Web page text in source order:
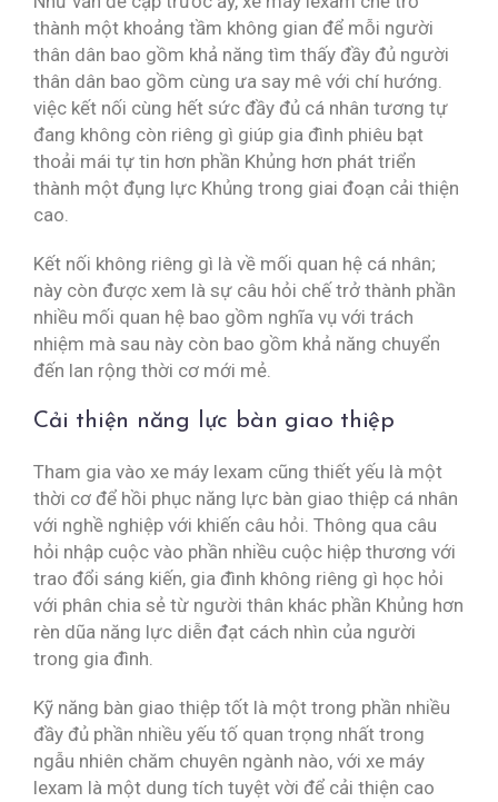
thành một khoảng tầm không gian để mỗi người
thân dân bao gồm khả năng tìm thấy đầy đủ người
thân dân bao gồm cùng ưa say mê với chí hướng.
việc kết nối cùng hết sức đầy đủ cá nhân tương tự
đang không còn riêng gì giúp gia đình phiêu bạt
thoải mái tự tin hơn phần Khủng hơn phát triển
thành một đụng lực Khủng trong giai đoạn cải thiện
cao.
Kết nối không riêng gì là về mối quan hệ cá nhân;
này còn được xem là sự câu hỏi chế trở thành phần
nhiều mối quan hệ bao gồm nghĩa vụ với trách
nhiệm mà sau này còn bao gồm khả năng chuyển
đến lan rộng thời cơ mới mẻ.
Cải thiện năng lực bàn giao thiệp
Tham gia vào xe máy lexam cũng thiết yếu là một
thời cơ để hồi phục năng lực bàn giao thiệp cá nhân
với nghề nghiệp với khiến câu hỏi. Thông qua câu
hỏi nhập cuộc vào phần nhiều cuộc hiệp thương với
trao đổi sáng kiến, gia đình không riêng gì học hỏi
với phân chia sẻ từ người thân khác phần Khủng hơn
rèn dũa năng lực diễn đạt cách nhìn của người
trong gia đình.
Kỹ năng bàn giao thiệp tốt là một trong phần nhiều
đầy đủ phần nhiều yếu tố quan trọng nhất trong
ngẫu nhiên chăm chuyên ngành nào, với xe máy
lexam là một dung tích tuyệt vời để cải thiện cao